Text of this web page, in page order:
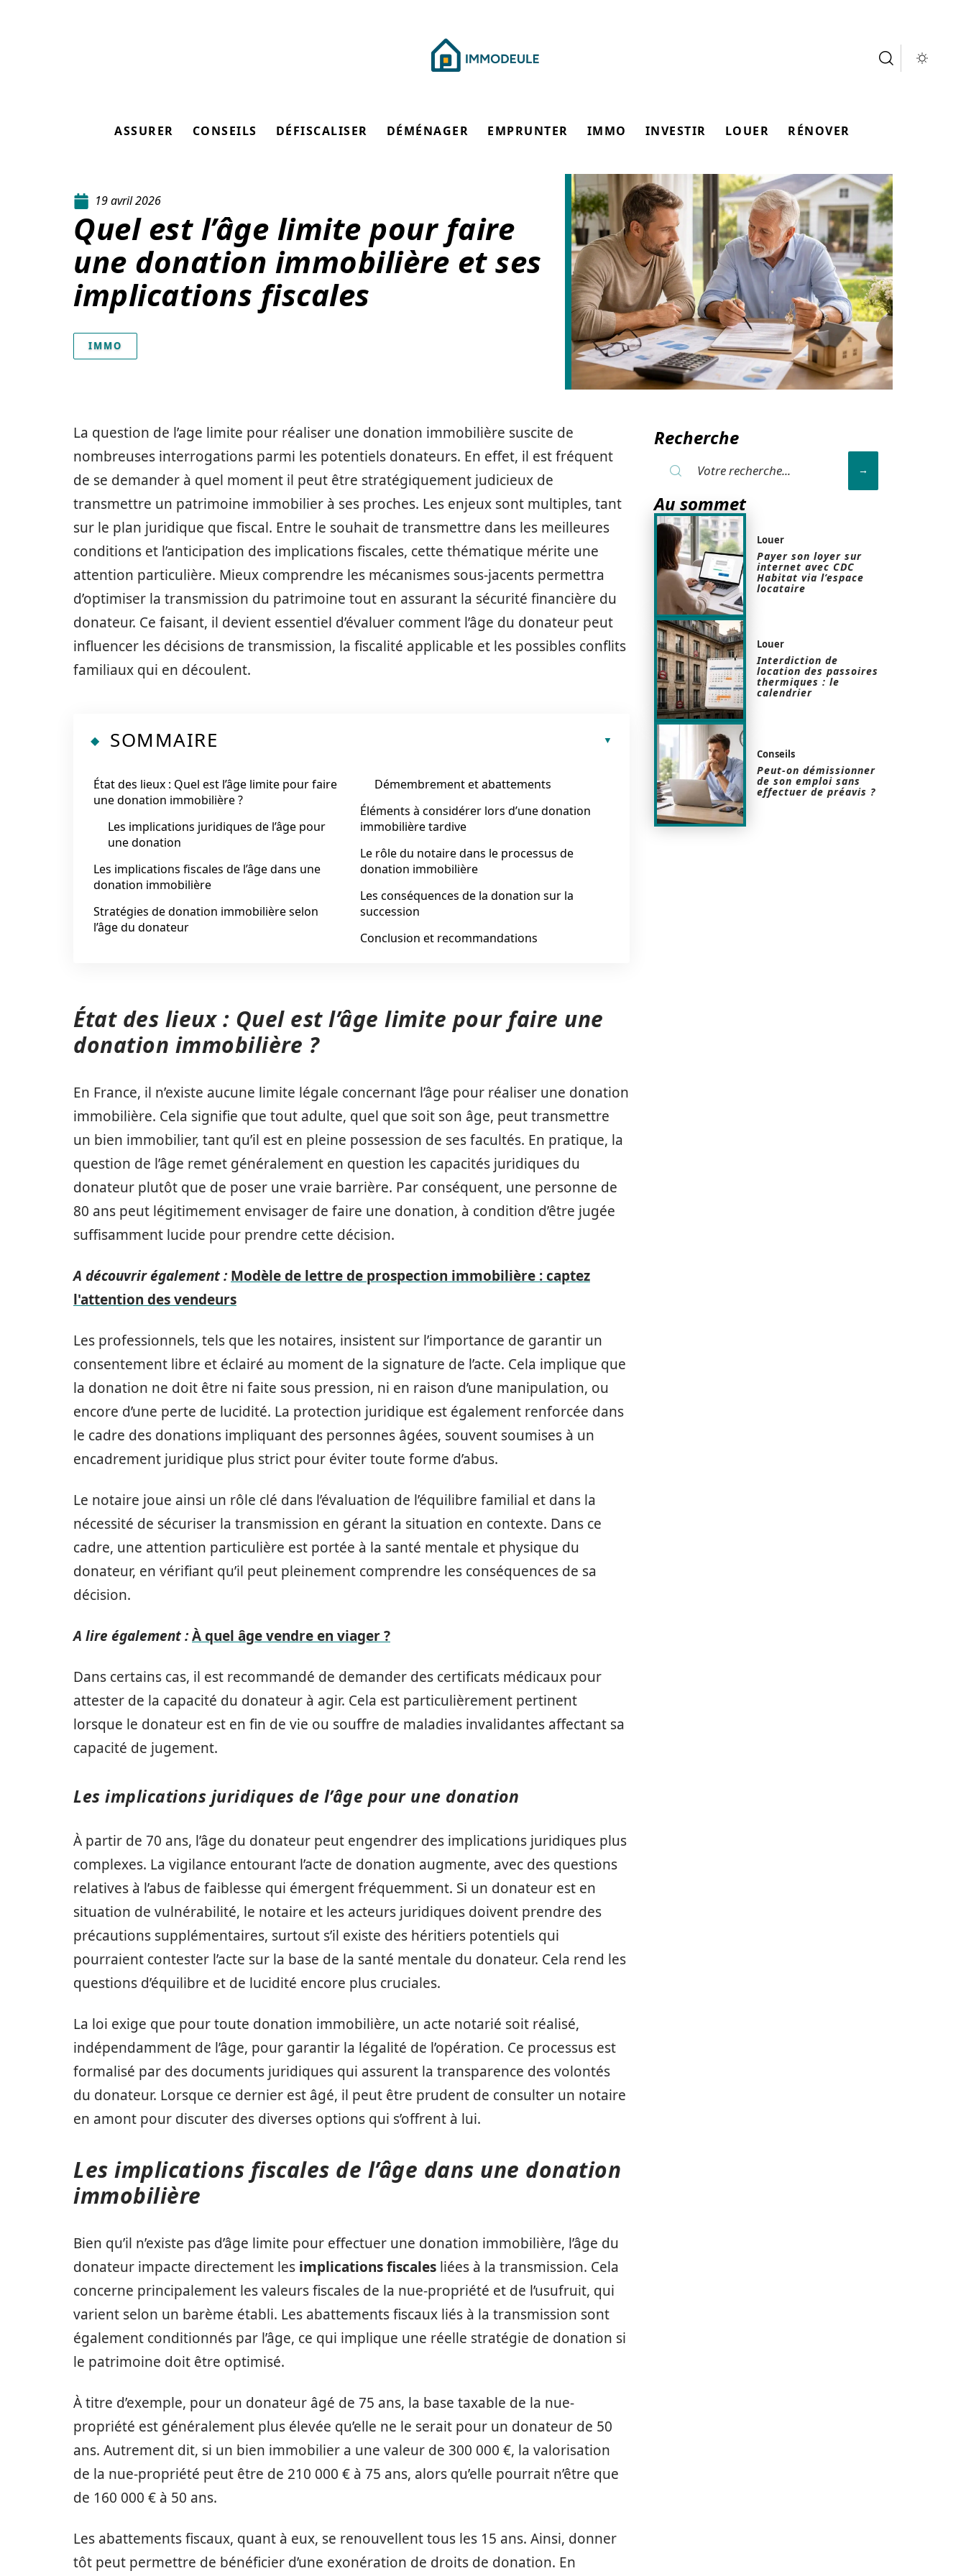
ASSURER CONSEILS DÉFISCALISER DÉMÉNAGER EMPRUNTER IMMO INVESTIR LOUER RÉNOVER
19 avril 2026
Quel est l’âge limite pour faire
une donation immobilière et ses
implications fiscales
IMMO
La question de l’age limite pour réaliser une donation immobilière suscite de
nombreuses interrogations parmi les potentiels donateurs. En effet, il est fréquent
de se demander à quel moment il peut être stratégiquement judicieux de
transmettre un patrimoine immobilier à ses proches. Les enjeux sont multiples, tant
sur le plan juridique que fiscal. Entre le souhait de transmettre dans les meilleures
conditions et l’anticipation des implications fiscales, cette thématique mérite une
attention particulière. Mieux comprendre les mécanismes sous-jacents permettra
d’optimiser la transmission du patrimoine tout en assurant la sécurité financière du
donateur. Ce faisant, il devient essentiel d’évaluer comment l’âge du donateur peut
influencer les décisions de transmission, la fiscalité applicable et les possibles conflits
familiaux qui en découlent.
SOMMAIRE
État des lieux : Quel est l’âge limite pour faire
une donation immobilière ?
Les implications juridiques de l’âge pour
une donation
Les implications fiscales de l’âge dans une
donation immobilière
Stratégies de donation immobilière selon
l’âge du donateur
Démembrement et abattements
Éléments à considérer lors d’une donation
immobilière tardive
Le rôle du notaire dans le processus de
donation immobilière
Les conséquences de la donation sur la
succession
Conclusion et recommandations
État des lieux : Quel est l’âge limite pour faire une
donation immobilière ?
En France, il n’existe aucune limite légale concernant l’âge pour réaliser une donation
immobilière. Cela signifie que tout adulte, quel que soit son âge, peut transmettre
un bien immobilier, tant qu’il est en pleine possession de ses facultés. En pratique, la
question de l’âge remet généralement en question les capacités juridiques du
donateur plutôt que de poser une vraie barrière. Par conséquent, une personne de
80 ans peut légitimement envisager de faire une donation, à condition d’être jugée
suffisamment lucide pour prendre cette décision.
A découvrir également : Modèle de lettre de prospection immobilière : captez
l'attention des vendeurs
Les professionnels, tels que les notaires, insistent sur l’importance de garantir un
consentement libre et éclairé au moment de la signature de l’acte. Cela implique que
la donation ne doit être ni faite sous pression, ni en raison d’une manipulation, ou
encore d’une perte de lucidité. La protection juridique est également renforcée dans
le cadre des donations impliquant des personnes âgées, souvent soumises à un
encadrement juridique plus strict pour éviter toute forme d’abus.
Le notaire joue ainsi un rôle clé dans l’évaluation de l’équilibre familial et dans la
nécessité de sécuriser la transmission en gérant la situation en contexte. Dans ce
cadre, une attention particulière est portée à la santé mentale et physique du
donateur, en vérifiant qu’il peut pleinement comprendre les conséquences de sa
décision.
A lire également :À quel âge vendre en viager ?
Dans certains cas, il est recommandé de demander des certificats médicaux pour
attester de la capacité du donateur à agir. Cela est particulièrement pertinent
lorsque le donateur est en fin de vie ou souffre de maladies invalidantes affectant sa
capacité de jugement.
Les implications juridiques de l’âge pour une donation
À partir de 70 ans, l’âge du donateur peut engendrer des implications juridiques plus
complexes. La vigilance entourant l’acte de donation augmente, avec des questions
relatives à l’abus de faiblesse qui émergent fréquemment. Si un donateur est en
situation de vulnérabilité, le notaire et les acteurs juridiques doivent prendre des
précautions supplémentaires, surtout s’il existe des héritiers potentiels qui
pourraient contester l’acte sur la base de la santé mentale du donateur. Cela rend les
questions d’équilibre et de lucidité encore plus cruciales.
La loi exige que pour toute donation immobilière, un acte notarié soit réalisé,
indépendamment de l’âge, pour garantir la légalité de l’opération. Ce processus est
formalisé par des documents juridiques qui assurent la transparence des volontés
du donateur. Lorsque ce dernier est âgé, il peut être prudent de consulter un notaire
en amont pour discuter des diverses options qui s’offrent à lui.
Les implications fiscales de l’âge dans une donation
immobilière
Bien qu’il n’existe pas d’âge limite pour effectuer une donation immobilière, l’âge du
donateur impacte directement les implications fiscales liées à la transmission. Cela
concerne principalement les valeurs fiscales de la nue-propriété et de l’usufruit, qui
varient selon un barème établi. Les abattements fiscaux liés à la transmission sont
également conditionnés par l’âge, ce qui implique une réelle stratégie de donation si
le patrimoine doit être optimisé.
À titre d’exemple, pour un donateur âgé de 75 ans, la base taxable de la nue-
propriété est généralement plus élevée qu’elle ne le serait pour un donateur de 50
ans. Autrement dit, si un bien immobilier a une valeur de 300 000 €, la valorisation
de la nue-propriété peut être de 210 000 € à 75 ans, alors qu’elle pourrait n’être que
de 160 000 € à 50 ans.
Les abattements fiscaux, quant à eux, se renouvellent tous les 15 ans. Ainsi, donner
tôt peut permettre de bénéficier d’une exonération de droits de donation. En
Recherche
Au sommet
Louer
Payer son loyer sur
internet avec CDC
Habitat via l’espace
locataire
Louer
Interdiction de
location des passoires
thermiques : le
calendrier
Conseils
Peut-on démissionner
de son emploi sans
effectuer de préavis ?